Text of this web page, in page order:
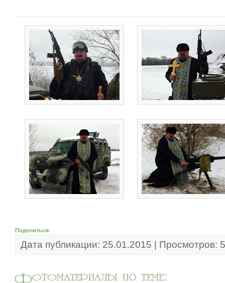
Поделиться:
Дата публикации: 25.01.2015 | Просмотров: